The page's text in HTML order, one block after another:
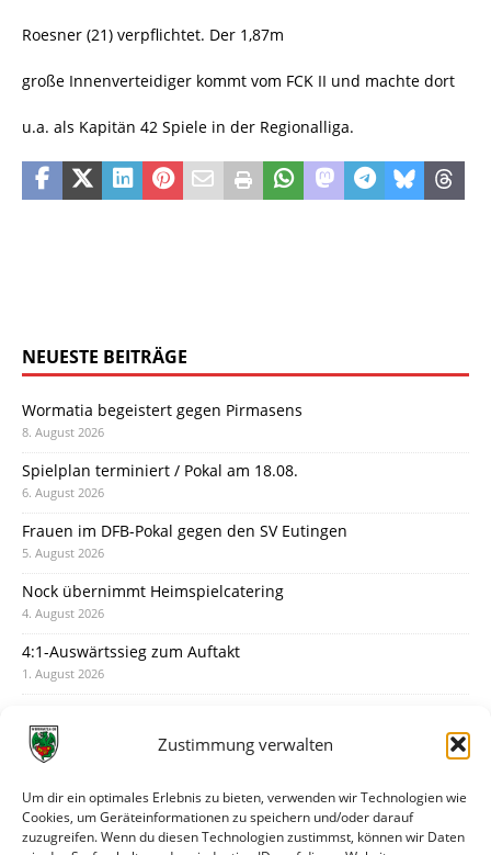
Zustimmung verwalten
Um dir ein optimales Erlebnis zu bieten, verwenden wir Technologien wie
Cookies, um Geräteinformationen zu speichern und/oder darauf
zuzugreifen. Wenn du diesen Technologien zustimmst, können wir Daten
Roesner (21) verpflichtet. Der 1,87m
große Innenverteidiger kommt vom FCK II und machte dort
u.a. als Kapitän 42 Spiele in der Regionalliga.
NEUESTE BEITRÄGE
Wormatia begeistert gegen Pirmasens
8. August 2026
Spielplan terminiert / Pokal am 18.08.
6. August 2026
Frauen im DFB-Pokal gegen den SV Eutingen
5. August 2026
Nock übernimmt Heimspielcatering
4. August 2026
4:1-Auswärtssieg zum Auftakt
1. August 2026
31. Juli 2026
30. Juli 2026
Deine Spielminute: 89+1